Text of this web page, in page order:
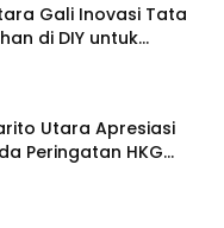
Gali Inovasi Tata
di DIY untuk...
Utara Apresiasi
Peringatan HKG...